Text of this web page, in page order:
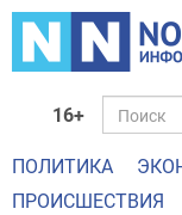
16+
ПОЛИТИКА
ПРОИСШЕСТВИЯ